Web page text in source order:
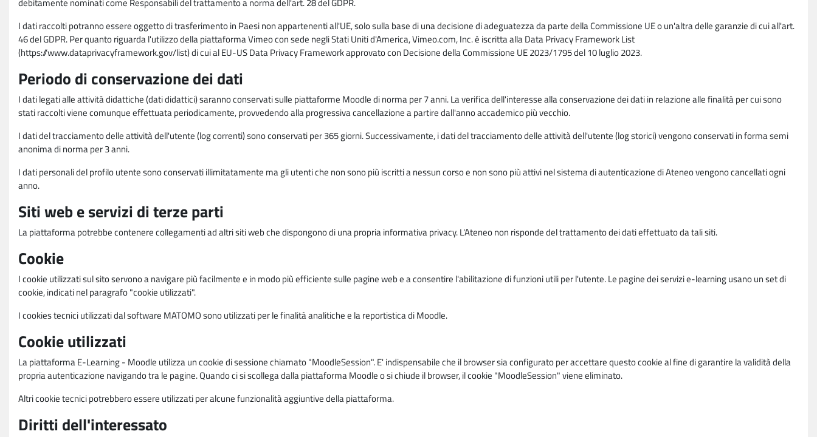
I dati raccolti potranno essere oggetto di trasferimento in Paesi non appartenenti all'UE, solo sulla base di una decisione di adeguatezza da parte della Commissione UE o un'altra delle garanzie di cui all'art.
46 del GDPR. Per quanto riguarda l'utilizzo della piattaforma Vimeo con sede negli Stati Uniti d'America, Vimeo.com, Inc. è iscritta alla Data Privacy Framework List
(https://www.dataprivacyframework.gov/list) di cui al EU-US Data Privacy Framework approvato con Decisione della Commissione UE 2023/1795 del 10 luglio 2023.
Periodo di conservazione dei dati
I dati legati alle attività didattiche (dati didattici) saranno conservati sulle piattaforme Moodle di norma per 7 anni. La verifica dell'interesse alla conservazione dei dati in relazione alle finalità per cui sono
stati raccolti viene comunque effettuata periodicamente, provvedendo alla progressiva cancellazione a partire dall'anno accademico più vecchio.
I dati del tracciamento delle attività dell'utente (log correnti) sono conservati per 365 giorni. Successivamente, i dati del tracciamento delle attività dell'utente (log storici) vengono conservati in forma semi
anonima di norma per 3 anni.
I dati personali del profilo utente sono conservati illimitatamente ma gli utenti che non sono più iscritti a nessun corso e non sono più attivi nel sistema di autenticazione di Ateneo vengono cancellati ogni
anno.
Siti web e servizi di terze parti
La piattaforma potrebbe contenere collegamenti ad altri siti web che dispongono di una propria informativa privacy. L'Ateneo non risponde del trattamento dei dati effettuato da tali siti.
Cookie
I cookie utilizzati sul sito servono a navigare più facilmente e in modo più efficiente sulle pagine web e a consentire l'abilitazione di funzioni utili per l'utente. Le pagine dei servizi e-learning usano un set di
cookie, indicati nel paragrafo "cookie utilizzati".
I cookies tecnici utilizzati dal software MATOMO sono utilizzati per le finalità analitiche e la reportistica di Moodle.
Cookie utilizzati
La piattaforma E-Learning - Moodle utilizza un cookie di sessione chiamato "MoodleSession". E' indispensabile che il browser sia configurato per accettare questo cookie al fine di garantire la validità della
propria autenticazione navigando tra le pagine. Quando ci si scollega dalla piattaforma Moodle o si chiude il browser, il cookie "MoodleSession" viene eliminato.
Altri cookie tecnici potrebbero essere utilizzati per alcune funzionalità aggiuntive della piattaforma.
Diritti dell'interessato